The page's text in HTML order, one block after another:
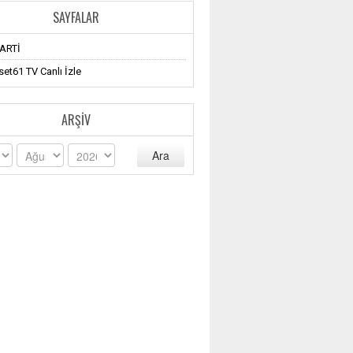
SAYFALAR
TV Canlı İzle
ARŞIV
Ara